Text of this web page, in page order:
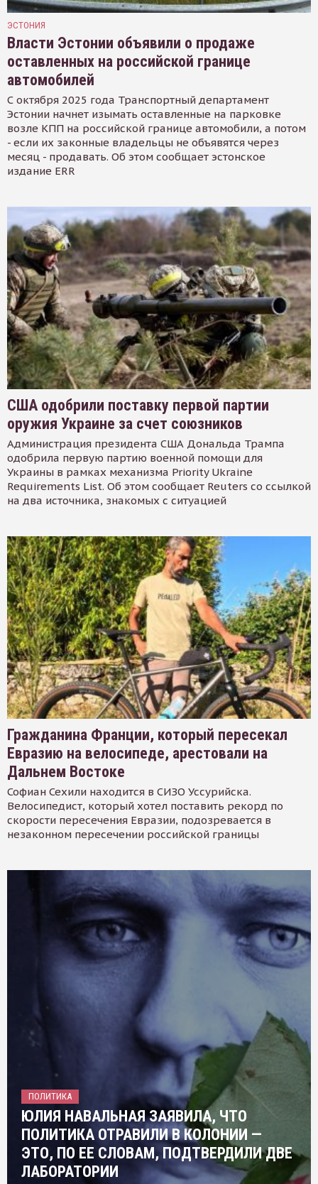
ЭСТОНИЯ
Власти Эстонии объявили о продаже
оставленных на российской границе
автомобилей
С октября 2025 года Транспортный департамент
Эстонии начнет изымать оставленные на парковке
возле КПП на российской границе автомобили, а потом
- если их законные владельцы не объявятся через
месяц - продавать. Об этом сообщает эстонское
издание ERR
США одобрили поставку первой партии
оружия Украине за счет союзников
Администрация президента США Дональда Трампа
одобрила первую партию военной помощи для
Украины в рамках механизма Priority Ukraine
Requirements List. Об этом сообщает Reuters со ссылкой
на два источника, знакомых с ситуацией
Гражданина Франции, который пересекал
Евразию на велосипеде, арестовали на
Дальнем Востоке
Софиан Сехили находится в СИЗО Уссурийска.
Велосипедист, который хотел поставить рекорд по
скорости пересечения Евразии, подозревается в
незаконном пересечении российской границы
ПОЛИТИКА
ЮЛИЯ НАВАЛЬНАЯ ЗАЯВИЛА, ЧТО
ПОЛИТИКА ОТРАВИЛИ В КОЛОНИИ —
ЭТО, ПО ЕЕ СЛОВАМ, ПОДТВЕРДИЛИ ДВЕ
ЛАБОРАТОРИИ